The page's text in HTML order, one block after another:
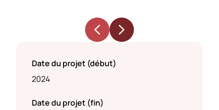
Date du projet (début)
2024
Date du projet (fin)